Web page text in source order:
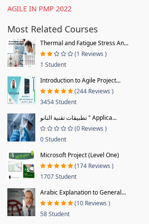
AGILE IN PMP 2022
Most Related Courses
Thermal and Fatigue Stress An...
(1 Reviews )
1 Student
Introduction to Agile Project...
(244 Reviews )
3454 Student
تطبيقات تقنية النانو " Applica...
(0 Reviews )
0 Student
Microsoft Project (Level One)
(174 Reviews )
1707 Student
Arabic Explanation to General...
(10 Reviews )
58 Student